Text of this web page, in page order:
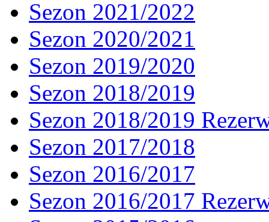
Sezon 2021/2022
Sezon 2020/2021
Sezon 2019/2020
Sezon 2018/2019
Sezon 2018/2019
Sezon 2017/2018
Sezon 2016/2017
Sezon 2016/2017